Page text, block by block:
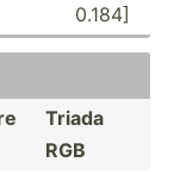
0.184]
Triada
RGB